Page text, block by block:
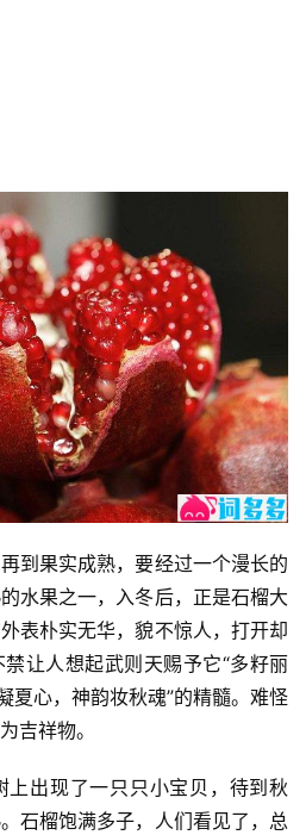
到果实成熟，要经过一个漫长的
水果之一，入冬后，正是石榴大
表朴实无华，貌不惊人，打开却
让人想起武则天赐予它“多籽丽
夏心，神韵妆秋魂”的精髓。难怪
吉祥物。
出现了一只只小宝贝，待到秋
石榴饱满多子，人们看见了，总